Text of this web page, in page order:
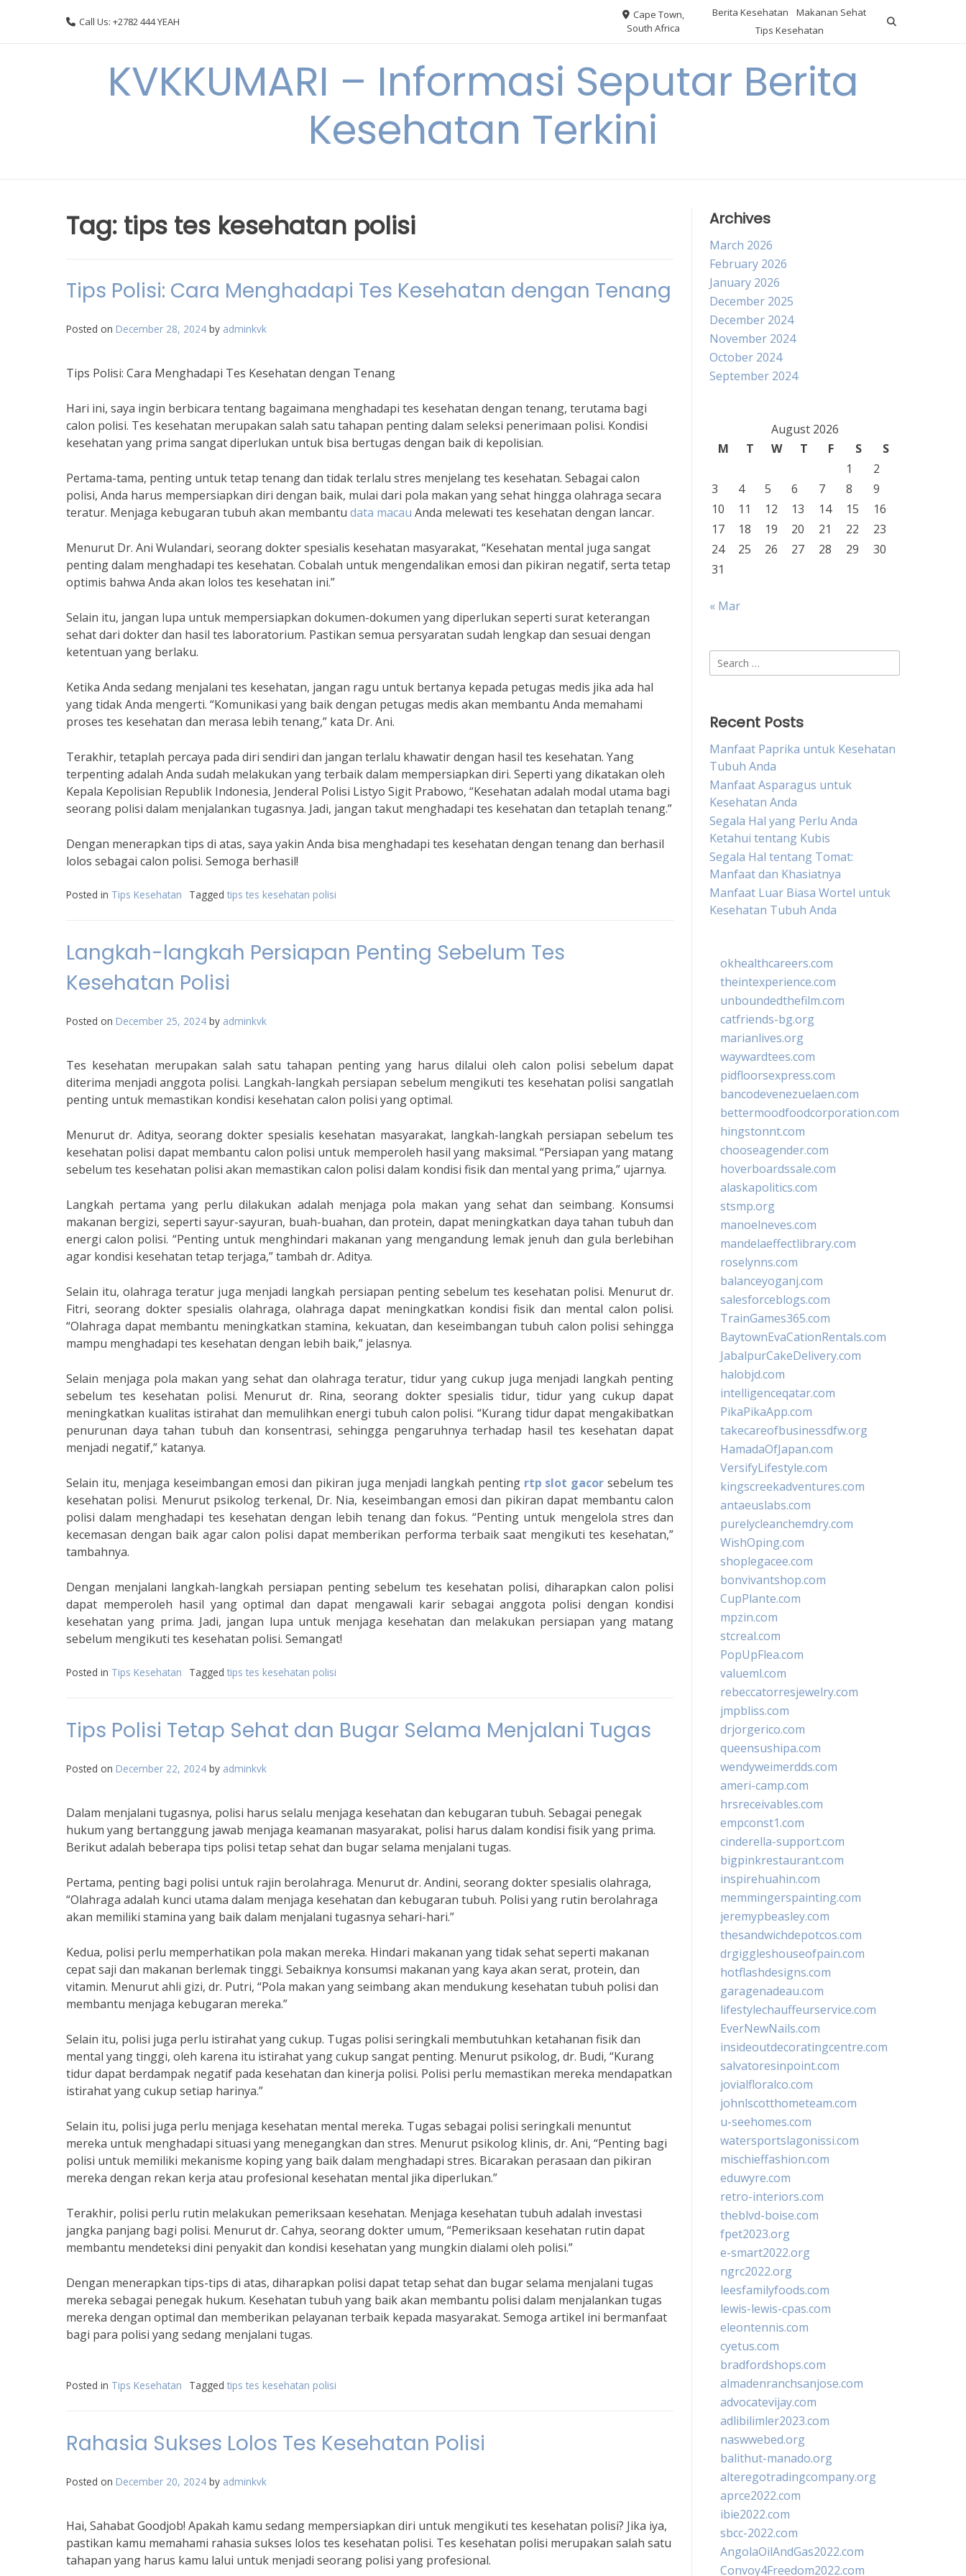
Call Us: +2782 444 YEAH
Cape Town,
South Africa
Berita Kesehatan
Makanan Sehat
Tips Kesehatan
KVKKUMARI – Informasi Seputar Berita
Kesehatan Terkini
Tag: tips tes kesehatan polisi
Tips Polisi: Cara Menghadapi Tes Kesehatan dengan Tenang
Posted on December 28, 2024 by adminkvk
Tips Polisi: Cara Menghadapi Tes Kesehatan dengan Tenang
Hari ini, saya ingin berbicara tentang bagaimana menghadapi tes kesehatan dengan tenang, terutama bagi
calon polisi. Tes kesehatan merupakan salah satu tahapan penting dalam seleksi penerimaan polisi. Kondisi
kesehatan yang prima sangat diperlukan untuk bisa bertugas dengan baik di kepolisian.
Pertama-tama, penting untuk tetap tenang dan tidak terlalu stres menjelang tes kesehatan. Sebagai calon
polisi, Anda harus mempersiapkan diri dengan baik, mulai dari pola makan yang sehat hingga olahraga secara
teratur. Menjaga kebugaran tubuh akan membantu data macau Anda melewati tes kesehatan dengan lancar.
Menurut Dr. Ani Wulandari, seorang dokter spesialis kesehatan masyarakat, “Kesehatan mental juga sangat
penting dalam menghadapi tes kesehatan. Cobalah untuk mengendalikan emosi dan pikiran negatif, serta tetap
optimis bahwa Anda akan lolos tes kesehatan ini.”
Selain itu, jangan lupa untuk mempersiapkan dokumen-dokumen yang diperlukan seperti surat keterangan
sehat dari dokter dan hasil tes laboratorium. Pastikan semua persyaratan sudah lengkap dan sesuai dengan
ketentuan yang berlaku.
Ketika Anda sedang menjalani tes kesehatan, jangan ragu untuk bertanya kepada petugas medis jika ada hal
yang tidak Anda mengerti. “Komunikasi yang baik dengan petugas medis akan membantu Anda memahami
proses tes kesehatan dan merasa lebih tenang,” kata Dr. Ani.
Terakhir, tetaplah percaya pada diri sendiri dan jangan terlalu khawatir dengan hasil tes kesehatan. Yang
terpenting adalah Anda sudah melakukan yang terbaik dalam mempersiapkan diri. Seperti yang dikatakan oleh
Kepala Kepolisian Republik Indonesia, Jenderal Polisi Listyo Sigit Prabowo, “Kesehatan adalah modal utama bagi
seorang polisi dalam menjalankan tugasnya. Jadi, jangan takut menghadapi tes kesehatan dan tetaplah tenang.”
Dengan menerapkan tips di atas, saya yakin Anda bisa menghadapi tes kesehatan dengan tenang dan berhasil
lolos sebagai calon polisi. Semoga berhasil!
Posted in Tips Kesehatan Tagged tips tes kesehatan polisi
Langkah-langkah Persiapan Penting Sebelum Tes
Kesehatan Polisi
Posted on December 25, 2024 by adminkvk
Tes kesehatan merupakan salah satu tahapan penting yang harus dilalui oleh calon polisi sebelum dapat
diterima menjadi anggota polisi. Langkah-langkah persiapan sebelum mengikuti tes kesehatan polisi sangatlah
penting untuk memastikan kondisi kesehatan calon polisi yang optimal.
Menurut dr. Aditya, seorang dokter spesialis kesehatan masyarakat, langkah-langkah persiapan sebelum tes
kesehatan polisi dapat membantu calon polisi untuk memperoleh hasil yang maksimal. “Persiapan yang matang
sebelum tes kesehatan polisi akan memastikan calon polisi dalam kondisi fisik dan mental yang prima,” ujarnya.
Langkah pertama yang perlu dilakukan adalah menjaga pola makan yang sehat dan seimbang. Konsumsi
makanan bergizi, seperti sayur-sayuran, buah-buahan, dan protein, dapat meningkatkan daya tahan tubuh dan
energi calon polisi. “Penting untuk menghindari makanan yang mengandung lemak jenuh dan gula berlebihan
agar kondisi kesehatan tetap terjaga,” tambah dr. Aditya.
Selain itu, olahraga teratur juga menjadi langkah persiapan penting sebelum tes kesehatan polisi. Menurut dr.
Fitri, seorang dokter spesialis olahraga, olahraga dapat meningkatkan kondisi fisik dan mental calon polisi.
“Olahraga dapat membantu meningkatkan stamina, kekuatan, dan keseimbangan tubuh calon polisi sehingga
mampu menghadapi tes kesehatan dengan lebih baik,” jelasnya.
Selain menjaga pola makan yang sehat dan olahraga teratur, tidur yang cukup juga menjadi langkah penting
sebelum tes kesehatan polisi. Menurut dr. Rina, seorang dokter spesialis tidur, tidur yang cukup dapat
meningkatkan kualitas istirahat dan memulihkan energi tubuh calon polisi. “Kurang tidur dapat mengakibatkan
penurunan daya tahan tubuh dan konsentrasi, sehingga pengaruhnya terhadap hasil tes kesehatan dapat
menjadi negatif,” katanya.
Selain itu, menjaga keseimbangan emosi dan pikiran juga menjadi langkah penting rtp slot gacor sebelum tes
kesehatan polisi. Menurut psikolog terkenal, Dr. Nia, keseimbangan emosi dan pikiran dapat membantu calon
polisi dalam menghadapi tes kesehatan dengan lebih tenang dan fokus. “Penting untuk mengelola stres dan
kecemasan dengan baik agar calon polisi dapat memberikan performa terbaik saat mengikuti tes kesehatan,”
tambahnya.
Dengan menjalani langkah-langkah persiapan penting sebelum tes kesehatan polisi, diharapkan calon polisi
dapat memperoleh hasil yang optimal dan dapat mengawali karir sebagai anggota polisi dengan kondisi
kesehatan yang prima. Jadi, jangan lupa untuk menjaga kesehatan dan melakukan persiapan yang matang
sebelum mengikuti tes kesehatan polisi. Semangat!
Posted in Tips Kesehatan Tagged tips tes kesehatan polisi
Tips Polisi Tetap Sehat dan Bugar Selama Menjalani Tugas
Posted on December 22, 2024 by adminkvk
Dalam menjalani tugasnya, polisi harus selalu menjaga kesehatan dan kebugaran tubuh. Sebagai penegak
hukum yang bertanggung jawab menjaga keamanan masyarakat, polisi harus dalam kondisi fisik yang prima.
Berikut adalah beberapa tips polisi tetap sehat dan bugar selama menjalani tugas.
Pertama, penting bagi polisi untuk rajin berolahraga. Menurut dr. Andini, seorang dokter spesialis olahraga,
“Olahraga adalah kunci utama dalam menjaga kesehatan dan kebugaran tubuh. Polisi yang rutin berolahraga
akan memiliki stamina yang baik dalam menjalani tugasnya sehari-hari.”
Kedua, polisi perlu memperhatikan pola makan mereka. Hindari makanan yang tidak sehat seperti makanan
cepat saji dan makanan berlemak tinggi. Sebaiknya konsumsi makanan yang kaya akan serat, protein, dan
vitamin. Menurut ahli gizi, dr. Putri, “Pola makan yang seimbang akan mendukung kesehatan tubuh polisi dan
membantu menjaga kebugaran mereka.”
Selain itu, polisi juga perlu istirahat yang cukup. Tugas polisi seringkali membutuhkan ketahanan fisik dan
mental yang tinggi, oleh karena itu istirahat yang cukup sangat penting. Menurut psikolog, dr. Budi, “Kurang
tidur dapat berdampak negatif pada kesehatan dan kinerja polisi. Polisi perlu memastikan mereka mendapatkan
istirahat yang cukup setiap harinya.”
Selain itu, polisi juga perlu menjaga kesehatan mental mereka. Tugas sebagai polisi seringkali menuntut
mereka untuk menghadapi situasi yang menegangkan dan stres. Menurut psikolog klinis, dr. Ani, “Penting bagi
polisi untuk memiliki mekanisme koping yang baik dalam menghadapi stres. Bicarakan perasaan dan pikiran
mereka dengan rekan kerja atau profesional kesehatan mental jika diperlukan.”
Terakhir, polisi perlu rutin melakukan pemeriksaan kesehatan. Menjaga kesehatan tubuh adalah investasi
jangka panjang bagi polisi. Menurut dr. Cahya, seorang dokter umum, “Pemeriksaan kesehatan rutin dapat
membantu mendeteksi dini penyakit dan kondisi kesehatan yang mungkin dialami oleh polisi.”
Dengan menerapkan tips-tips di atas, diharapkan polisi dapat tetap sehat dan bugar selama menjalani tugas
mereka sebagai penegak hukum. Kesehatan tubuh yang baik akan membantu polisi dalam menjalankan tugas
mereka dengan optimal dan memberikan pelayanan terbaik kepada masyarakat. Semoga artikel ini bermanfaat
bagi para polisi yang sedang menjalani tugas.
Posted in Tips Kesehatan Tagged tips tes kesehatan polisi
Rahasia Sukses Lolos Tes Kesehatan Polisi
Posted on December 20, 2024 by adminkvk
Hai, Sahabat Goodjob! Apakah kamu sedang mempersiapkan diri untuk mengikuti tes kesehatan polisi? Jika iya,
pastikan kamu memahami rahasia sukses lolos tes kesehatan polisi. Tes kesehatan polisi merupakan salah satu
tahapan yang harus kamu lalui untuk menjadi seorang polisi yang profesional.
Archives
March 2026
February 2026
January 2026
December 2025
December 2024
November 2024
October 2024
September 2024
August 2026
M
T W T F S
S
1
2
3
4 5 6 7 8
9
10
11 12 13 14 15
16
17
18 19 20 21 22
23
24
25 26 27 28 29
30
31
« Mar
Search
for:
Recent Posts
Manfaat Paprika untuk Kesehatan
Tubuh Anda
Manfaat Asparagus untuk
Kesehatan Anda
Segala Hal yang Perlu Anda
Ketahui tentang Kubis
Segala Hal tentang Tomat:
Manfaat dan Khasiatnya
Manfaat Luar Biasa Wortel untuk
Kesehatan Tubuh Anda
okhealthcareers.com
theintexperience.com
unboundedthefilm.com
catfriends-bg.org
marianlives.org
waywardtees.com
pidfloorsexpress.com
bancodevenezuelaen.com
bettermoodfoodcorporation.com
hingstonnt.com
chooseagender.com
hoverboardssale.com
alaskapolitics.com
stsmp.org
manoelneves.com
mandelaeffectlibrary.com
roselynns.com
balanceyoganj.com
salesforceblogs.com
TrainGames365.com
BaytownEvaCationRentals.com
JabalpurCakeDelivery.com
halobjd.com
intelligenceqatar.com
PikaPikaApp.com
takecareofbusinessdfw.org
HamadaOfJapan.com
VersifyLifestyle.com
kingscreekadventures.com
antaeuslabs.com
purelycleanchemdry.com
WishOping.com
shoplegacee.com
bonvivantshop.com
CupPlante.com
mpzin.com
stcreal.com
PopUpFlea.com
valueml.com
rebeccatorresjewelry.com
jmpbliss.com
drjorgerico.com
queensushipa.com
wendyweimerdds.com
ameri-camp.com
hrsreceivables.com
empconst1.com
cinderella-support.com
bigpinkrestaurant.com
inspirehuahin.com
memmingerspainting.com
jeremypbeasley.com
thesandwichdepotcos.com
drgiggleshouseofpain.com
hotflashdesigns.com
garagenadeau.com
lifestylechauffeurservice.com
EverNewNails.com
insideoutdecoratingcentre.com
salvatoresinpoint.com
jovialfloralco.com
johnlscotthometeam.com
u-seehomes.com
watersportslagonissi.com
mischieffashion.com
eduwyre.com
retro-interiors.com
theblvd-boise.com
fpet2023.org
e-smart2022.org
ngrc2022.org
leesfamilyfoods.com
lewis-lewis-cpas.com
eleontennis.com
cyetus.com
bradfordshops.com
almadenranchsanjose.com
advocatevijay.com
adlibilimler2023.com
naswwebed.org
balithut-manado.org
alteregotradingcompany.org
aprce2022.com
ibie2022.com
sbcc-2022.com
AngolaOilAndGas2022.com
Convoy4Freedom2022.com